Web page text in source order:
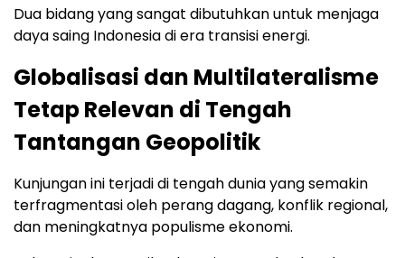
Dua bidang yang sangat dibutuhkan untuk menjaga
daya saing Indonesia di era transisi energi.
Globalisasi dan Multilateralisme
Tetap Relevan di Tengah
Tantangan Geopolitik
Kunjungan ini terjadi di tengah dunia yang semakin
terfragmentasi oleh perang dagang, konflik regional,
dan meningkatnya populisme ekonomi.